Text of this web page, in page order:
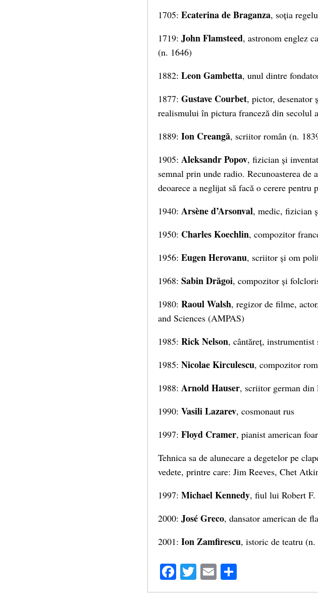
1705: Ecaterina de Braganza, soția
1719: John Flamsteed, astronom englez
(n. 1646)
1882: Leon Gambetta, unul dintre
1877: Gustave Courbet, pictor, desenator
realismului în pictura franceză din secolul
1889: Ion Creangă, scriitor român (n.
1905: Aleksandr Popov, fizician și
semnal prin unde radio. Recunoasterea
deoarece a neglijat să facă o cerere
1940: Arsène d’Arsonval, medic, fizician
1950: Charles Koechlin, compozitor
1956: Eugen Herovanu, scriitor și om
1968: Sabin Drăgoi, compozitor și
1980: Raoul Walsh, regizor de filme,
and Sciences (AMPAS)
1985: Rick Nelson, cântăreț, instrumentist
1985: Nicolae Kirculescu, compozitor
1988: ArnoldHauser, scriitor german din
1990: Vasili Lazarev, cosmonaut rus
1997: Floyd Cramer, pianist american
Tehnica sa de alunecare a degetelor pe
vedete, printre care: Jim Reeves, Chet
1997: Michael Kennedy, fiul lui Robert F.
2000: José Greco, dansator american de
2001: Ion Zamfirescu, istoric de teatru (n.
Facebook
Twitter
Email